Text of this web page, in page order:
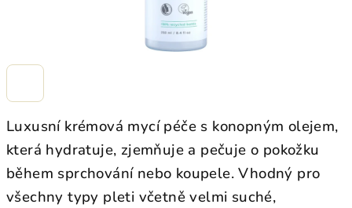
Luxusní krémová mycí péče s konopným olejem,
která hydratuje, zjemňuje a pečuje o pokožku
během sprchování nebo koupele. Vhodný pro
všechny typy pleti včetně velmi suché,